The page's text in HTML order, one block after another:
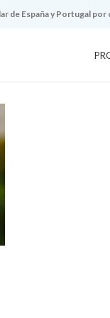
de España y Portugal por